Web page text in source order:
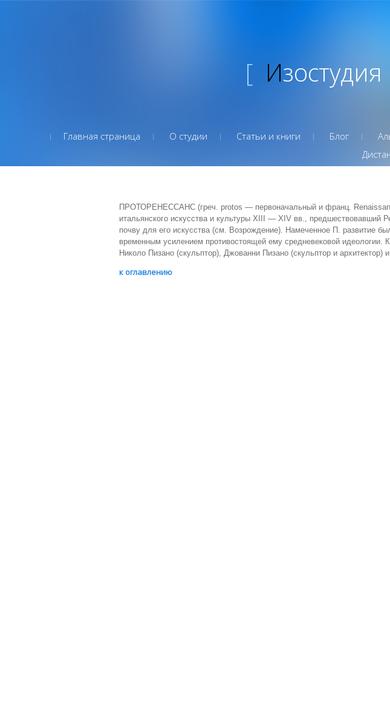
[
Главная страница О студии Статьи и книги Блог
ПРОТОРЕНЕССАНС (греч. protos — первоначальный и франц.
итальянского искусства и культуры XIII — XIV вв., предшествовавший
почву для его искусства (см. Возрождение). Намеченное П. развитие
временным усилением противостоящей ему средневековой
Николо Пизано (скульптор), Джованни Пизано (скульптор и архитектор)
к оглавлению